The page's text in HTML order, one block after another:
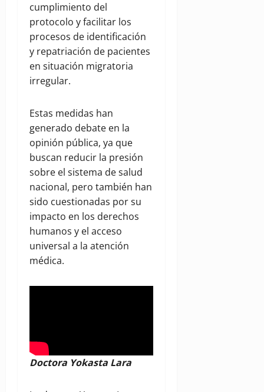
cumplimiento del
protocolo y facilitar los
procesos de identificación
y repatriación de pacientes
en situación migratoria
irregular.
Estas medidas han
generado debate en la
opinión pública, ya que
buscan reducir la presión
sobre el sistema de salud
nacional, pero también han
sido cuestionadas por su
impacto en los derechos
humanos y el acceso
universal a la atención
médica.
Doctora Yokasta Lara